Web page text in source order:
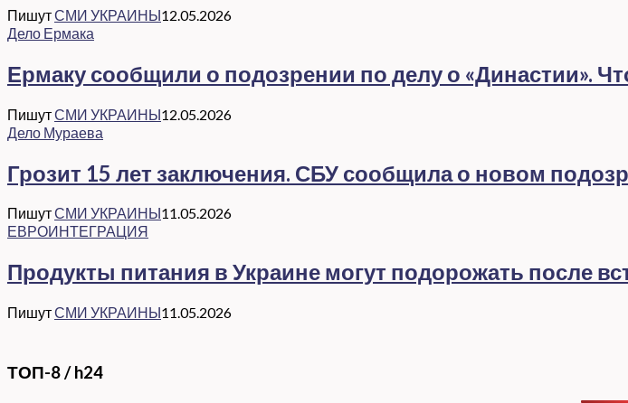
ПишутСМИ УКРАИНЫ12.05.2026
Дело Ермака
Ермаку сообщили о подозрении по делу о «Династии».
ПишутСМИ УКРАИНЫ12.05.2026
Дело Мураева
Грозит 15 лет заключения. СБУ сообщила о новом
ПишутСМИ УКРАИНЫ11.05.2026
ЕВРОИНТЕГРАЦИЯ
Продукты питания в Украине могут подорожать после
ПишутСМИ УКРАИНЫ11.05.2026
ТОП-8 / h24